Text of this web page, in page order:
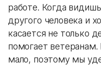
работе. Когда
другого человека и
касается не только
помогает
мало, поэтому мы